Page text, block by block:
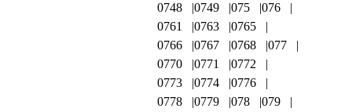
0748
0749 075
076
0761
0763
0765
0766
0767 0768
077
0770
0771
0772
0773
0774
0776
0778
0779 078
079